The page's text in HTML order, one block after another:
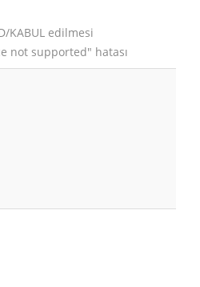
KABUL edilmesi
not supported" hatası